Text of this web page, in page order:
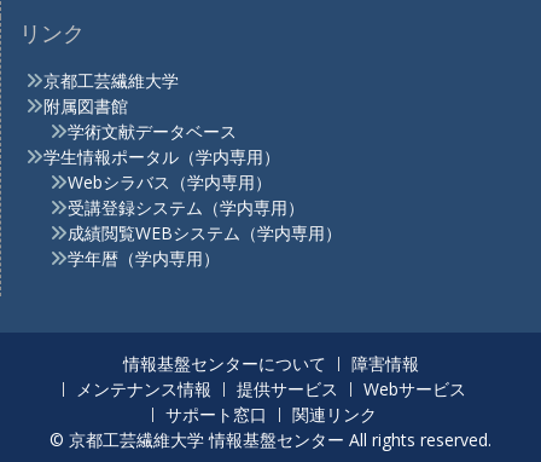
リンク
京都工芸繊維大学
附属図書館
学術文献データベース
学生情報ポータル（学内専用）
Webシラバス（学内専用）
受講登録システム（学内専用）
成績閲覧WEBシステム（学内専用）
学年暦（学内専用）
情報基盤センターについて
障害情報
メンテナンス情報
提供サービス
Webサービス
サポート窓口
関連リンク
© 京都工芸繊維大学 情報基盤センター All rights reserved.